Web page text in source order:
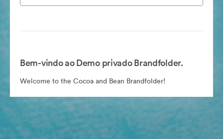
Bem-vindo ao Demo privado Brandfolder.
Welcome to the Cocoa and Bean Brandfolder!